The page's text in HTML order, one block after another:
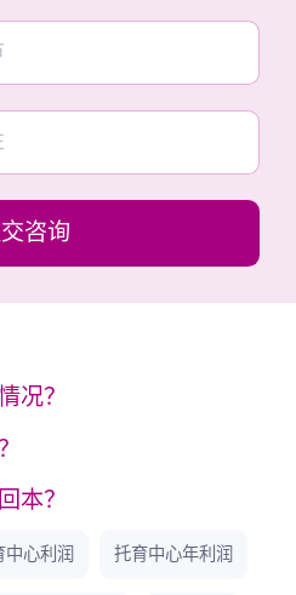
润？实用小技巧分享！
些方法：多招孩子
奖励；优化成本，比如找
值服务，如课外班。多收
1万+。慢慢来利润会逐渐
量，口碑好了，自然不愁
多少？真实数据告诉
样？假设投20万开个小中
报率约75%，听起来不错
能只有10-20% due to 起步
研，别光看数字，确保本
咨询
况？
本？
中心利润 托育中心年利润